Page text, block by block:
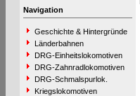
Navigation
Geschichte & Hintergründe
Länderbahnen
DRG-Einheitslokomotiven
DRG-Zahnradlokomotiven
DRG-Schmalspurlok.
Kriegslokomotiven